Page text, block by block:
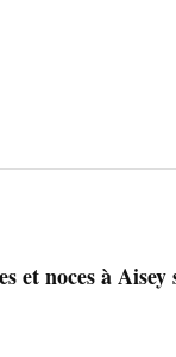
et noces à Aisey